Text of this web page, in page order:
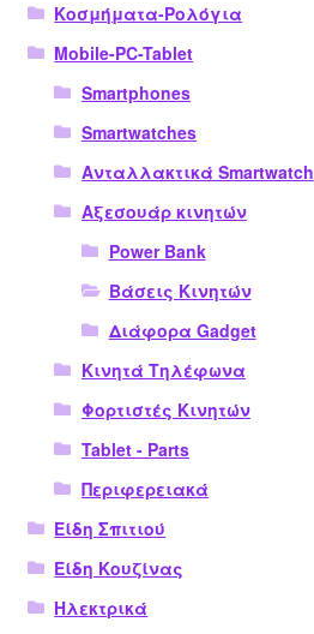
Κοσμήματα-Ρολόγια
Mobile-PC-Tablet
Smartphones
Smartwatches
Ανταλλακτικά Smartwatch
Αξεσουάρ κινητών
Power Bank
Βάσεις Κινητών
Διάφορα Gadget
Κινητά Τηλέφωνα
Φορτιστές Κινητών
Tablet - Parts
Περιφερειακά
Είδη Σπιτιού
Είδη Κουζίνας
Ηλεκτρικά